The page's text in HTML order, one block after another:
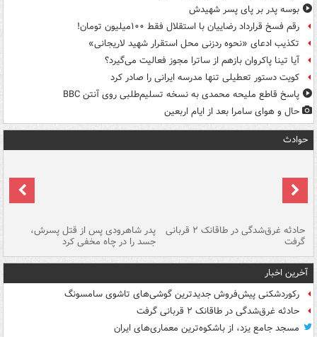
بوسه‌ پدر بر پای پسر شهیدش
رقم فسخ قرارداد رضاییان با استقلال فقط ۱۰۰میلیون تومان!
تکذیب ادعای «نحوه ردزنی محل استقرار شهید لاریجانی»
آیا تینا پاکروان بازهم از ساترا مجوز فعالیت می‌گیرد؟
کویت دستور تعطیلی تنها مدرسه ایرانی را صادر کرد
پاسخ قاطع ملیحه محمدی به نسخه تسلیم‌طلبی روی آنتن BBC
حال و هوای سامرا بعد از ایام اربعین
حوادث
حادثه غرق‌شدگی در طاقانک ۲ قربانی
گرفت
پدر شاهرودی پس از قتل پسرش،
جسد را در چاه مخفی کرد
آخرین اخبار
رکوردشکنی پیش‌فروش جدیدترین گوشی‌های تاشوی سامسونگ
حادثه غرق‌شدگی در طاقانک ۲ قربانی گرفت
مسجد جامع یزد، از باشکوه‌ترین معماری‌های ایران